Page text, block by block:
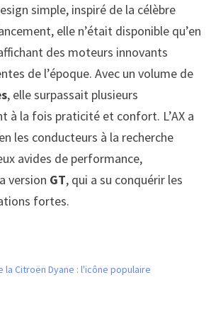
simple, inspiré de la célèbre
elle n’était disponible qu’en
des moteurs innovants
de l’époque. Avec un volume de
, elle surpassait plusieurs
à la fois praticité et confort. L’AX a
les conducteurs à la recherche
avides de performance,
version GT, qui a su conquérir les
fortes.
Citroën Dyane : l'icône populaire